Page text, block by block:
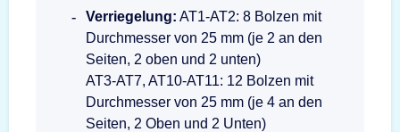
Verriegelung: AT1-AT2: 8 Bolzen mit
Durchmesser von 25 mm (je 2 an den
Seiten, 2 oben und 2 unten)
AT3-AT7, AT10-AT11: 12 Bolzen mit
Durchmesser von 25 mm (je 4 an den
Seiten, 2 Oben und 2 Unten)